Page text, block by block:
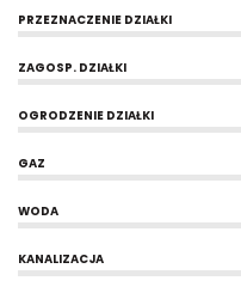
PRZEZNACZENIE DZIAŁKI
ZAGOSP. DZIAŁKI
OGRODZENIE DZIAŁKI
GAZ
WODA
KANALIZACJA